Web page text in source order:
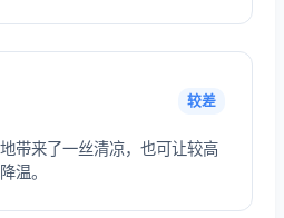
较差
带来了一丝清凉，也可让较高
温。